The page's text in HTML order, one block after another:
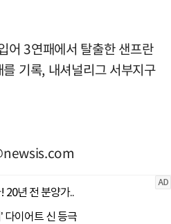
어 3연패에서 탈출한 샌프란
기록, 내셔널리그 서부지구